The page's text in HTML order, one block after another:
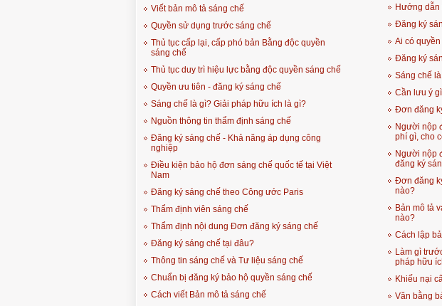
Viết bản mô tả sáng chế
Quyền sử dụng trước sáng chế
Thủ tục cấp lại, cấp phó bản Bằng độc quyền
sáng chế
Thủ tục duy trì hiệu lực bằng độc quyền sáng chế
Quyền ưu tiên - đăng ký sáng chế
Sáng chế là gì? Giải pháp hữu ích là gì?
Nguồn thông tin thẩm định sáng chế
Đăng ký sáng chế - Khả năng áp dụng công
nghiệp
Điều kiện bảo hộ đơn sáng chế quốc tế tại Việt
Nam
Đăng ký sáng chế theo Công ước Paris
Thẩm định viên sáng chế
Thẩm định nội dung Đơn đăng ký sáng chế
Đăng ký sáng chế tại đâu?
Thông tin sáng chế và Tư liệu sáng chế
Chuẩn bị đăng ký bảo hộ quyền sáng chế
Cách viết Bản mô tả sáng chế
Hướng dẫn
Đăng ký
Ai có
Đăng ký
Sáng chế
Cần lưu ý
Đơn đăng
Người nộp
phí gì, cho
Người nộp
đăng ký
Đơn đăng
nào?
Bản mô tả
nào?
Cách lập
Làm gì
pháp hữu
Khiếu nại
Văn bằng